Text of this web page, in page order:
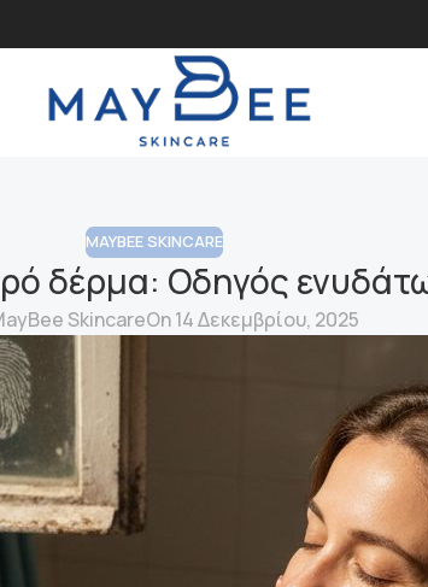
MAYBEE SKINCARE
δέρμα: Οδηγός
SkincareOn 14 Δεκεμβρίου, 2025